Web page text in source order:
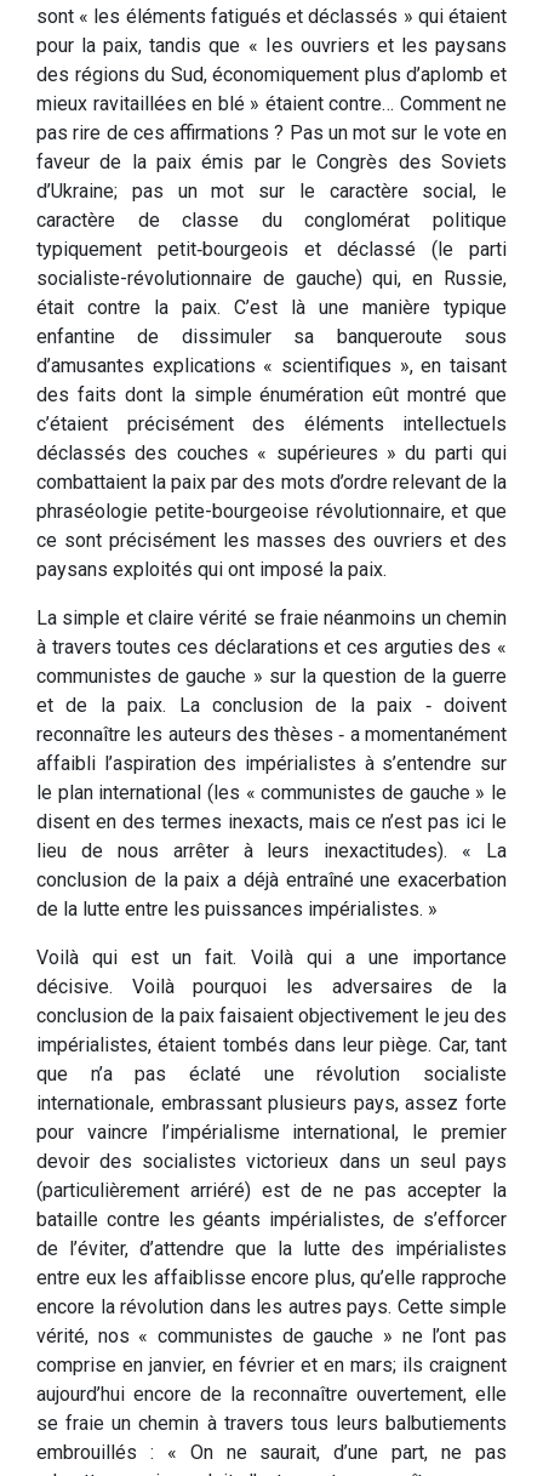
sont « les éléments fatigués et déclassés » qui étaient
pour la paix, tandis que « Ies ouvriers et les paysans
des régions du Sud, économiquement plus d’aplomb et
mieux ravitaillées en blé » étaient contre… Comment ne
pas rire de ces affirmations ? Pas un mot sur le vote en
faveur de la paix émis par le Congrès des Soviets
d’Ukraine; pas un mot sur le caractère social, le
caractère de classe du conglomérat politique
typiquement petit‑bourgeois et déclassé (le parti
socialiste­-révolutionnaire de gauche) qui, en Russie,
était contre la paix. C’est là une manière typique
enfantine de dissimuler sa banqueroute sous
d’amusantes explications « scientifiques », en taisant
des faits dont la simple énumération eût montré que
c’étaient précisément des éléments intellectuels
déclassés des couches « supérieures » du parti qui
combattaient la paix par des mots d’ordre relevant de la
phraséologie petite-bourgeoise révolutionnaire, et que
ce sont précisément les masses des ouvriers et des
paysans exploités qui ont imposé la paix.
La simple et claire vérité se fraie néanmoins un chemin
à travers toutes ces déclarations et ces arguties des «
communistes de gauche » sur la question de la guerre
et de la paix. La conclusion de la paix ‑ doivent
reconnaître les auteurs des thèses ‑ a momentanément
affaibli l’aspiration des impérialistes à s’entendre sur
le plan international (les « communistes de gauche » le
disent en des termes inexacts, mais ce n’est pas ici le
lieu de nous arrêter à leurs inexactitudes). « La
conclusion de la paix a déjà entraîné une exacerbation
de la lutte entre les puissances impérialistes. »
Voilà qui est un fait. Voilà qui a une importance
décisive. Voilà pourquoi les adversaires de la
conclusion de la paix faisaient objectivement le jeu des
impérialistes, étaient tombés dans leur piège. Car, tant
que n’a pas éclaté une révolution socialiste
internationale, embrassant plusieurs pays, assez forte
pour vaincre l’impérialisme international, le premier
devoir des socialistes victorieux dans un seul pays
(particulièrement arriéré) est de ne pas accepter la
bataille contre les géants impérialistes, de s’efforcer
de l’éviter, d’attendre que la lutte des impérialistes
entre eux les affaiblisse encore plus, qu’elle rapproche
encore la révolution dans les autres pays. Cette simple
vérité, nos « communistes de gauche » ne l’ont pas
comprise en janvier, en février et en mars; ils craignent
aujourd’hui encore de la reconnaître ouvertement, elle
se fraie un chemin à travers tous leurs balbutiements
embrouillés : « On ne saurait, d’une part, ne pas